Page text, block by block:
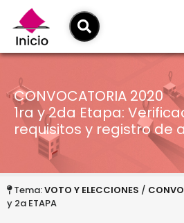
CONVOCATORIA 2020
1ra y 2da Etapa:
requisitos y registro de
Tema:VOTO Y ELECCIONES /
y 2a ETAPA